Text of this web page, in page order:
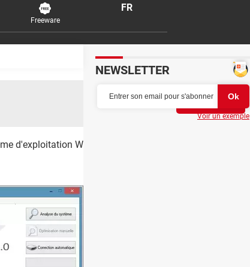
Freeware
FR
d'exploitation Windows. Pour chacune des actions
NEWSLETTER
Voir un exemple